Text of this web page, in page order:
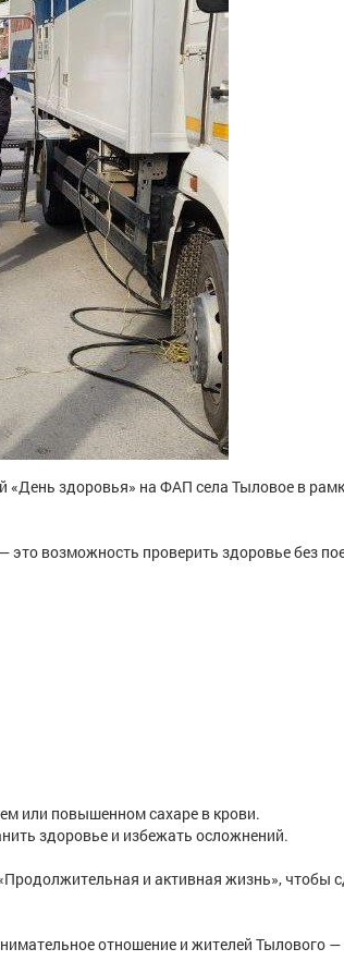
здоровья» на ФАП села Тыловое в
возможность проверить здоровье без
или повышенном сахаре в крови.
здоровье и избежать осложнений.
и активная жизнь», чтобы
отношение и жителей Тылового —